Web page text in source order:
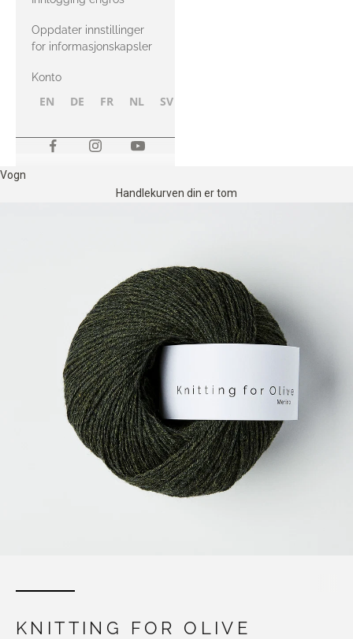
Oppdater innstillinger
for informasjonskapsler
Konto
EN DE FR NL SV
Vogn
Handlekurven din er tom
KNITTING FOR OLIVE